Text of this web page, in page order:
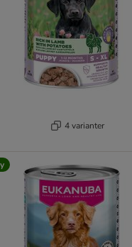
4 varianter